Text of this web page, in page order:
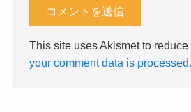
This site uses Akismet to reduce
your comment data is processed.